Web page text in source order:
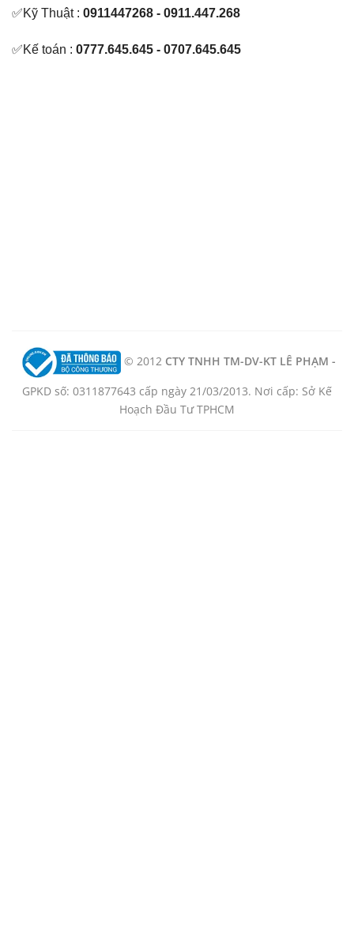
✅Kỹ Thuật : 0911447268 - 0911.447.268
✅Kế toán : 0777.645.645 - 0707.645.645
© 2012 CTY TNHH TM-DV-KT LÊ PHẠM -
GPKD số: 0311877643 cấp ngày 21/03/2013. Nơi cấp: Sở Kế
Hoạch Đầu Tư TPHCM